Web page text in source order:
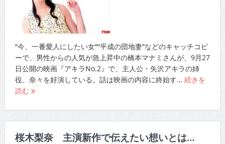
“今、一番愛人にしたい女”“平成の団地妻”などのキャッチコピ
ーで、男性からの人気が急上昇中の橋本マナミさんが、9月27
日公開の映画『アキラNo.2』で、主人公・矢沢アキラの姉
役、奈々を好演している。話は映画の内容に終始す… 続きを
読む
桜木梨奈 主演新作で伝えたい想いとは…